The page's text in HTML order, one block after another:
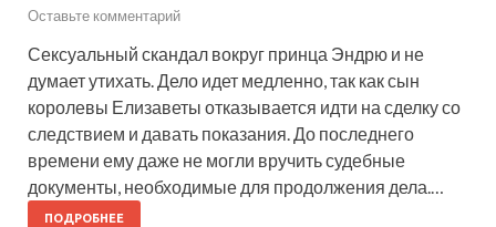
Оставьте комментарий
Сексуальный скандал вокруг принца Эндрю и не
думает утихать. Дело идет медленно, так как сын
королевы Елизаветы отказывается идти на сделку со
следствием и давать показания. До последнего
времени ему даже не могли вручить судебные
документы, необходимые для продолжения дела.…
ПОДРОБНЕЕ